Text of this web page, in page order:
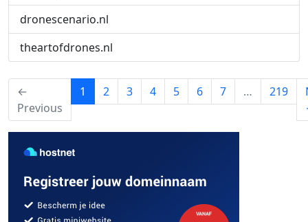
dronescenario.nl
theartofdrones.nl
←
Previous
1 (current)
2 3 4 5 6 7 … 219